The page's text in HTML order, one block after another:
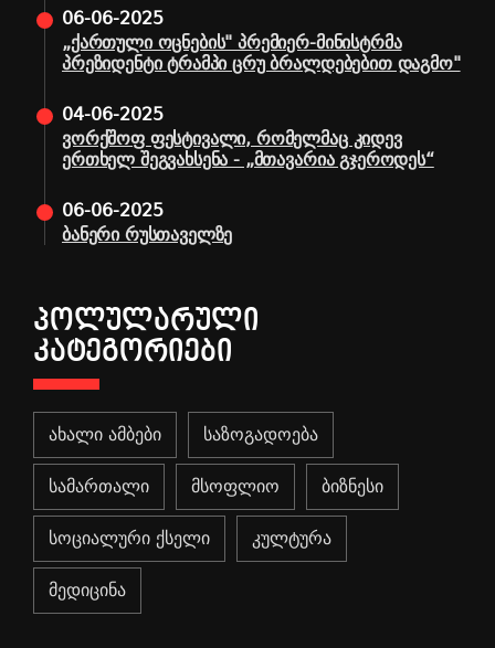
06-06-2025
„ქართული ოცნების" პრემიერ-მინისტრმა
პრეზიდენტი ტრამპი ცრუ ბრალდებებით დაგმო"
04-06-2025
ვორქშოფ ფესტივალი, რომელმაც კიდევ
ერთხელ შეგვახსენა - „მთავარია გჯეროდეს“
06-06-2025
ბანერი რუსთაველზე
ᲞᲝᲚᲣᲚᲐᲠᲣᲚᲘ
ᲙᲐᲢᲔᲒᲝᲠᲘᲔᲑᲘ
ახალი ამბები საზოგადოება
სამართალი მსოფლიო ბიზნესი
სოციალური ქსელი კულტურა
მედიცინა